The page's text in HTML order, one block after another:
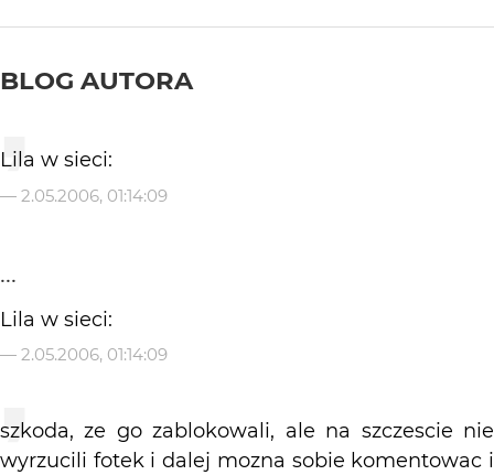
BLOG AUTORA
Lila w sieci:
— 2.05.2006, 01:14:09
...
Lila w sieci:
— 2.05.2006, 01:14:09
szkoda, ze go zablokowali, ale na szczescie nie
wyrzucili fotek i dalej mozna sobie komentowac i